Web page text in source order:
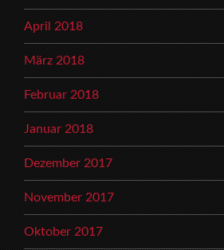
April 2018
März 2018
Februar 2018
Januar 2018
Dezember 2017
November 2017
Oktober 2017